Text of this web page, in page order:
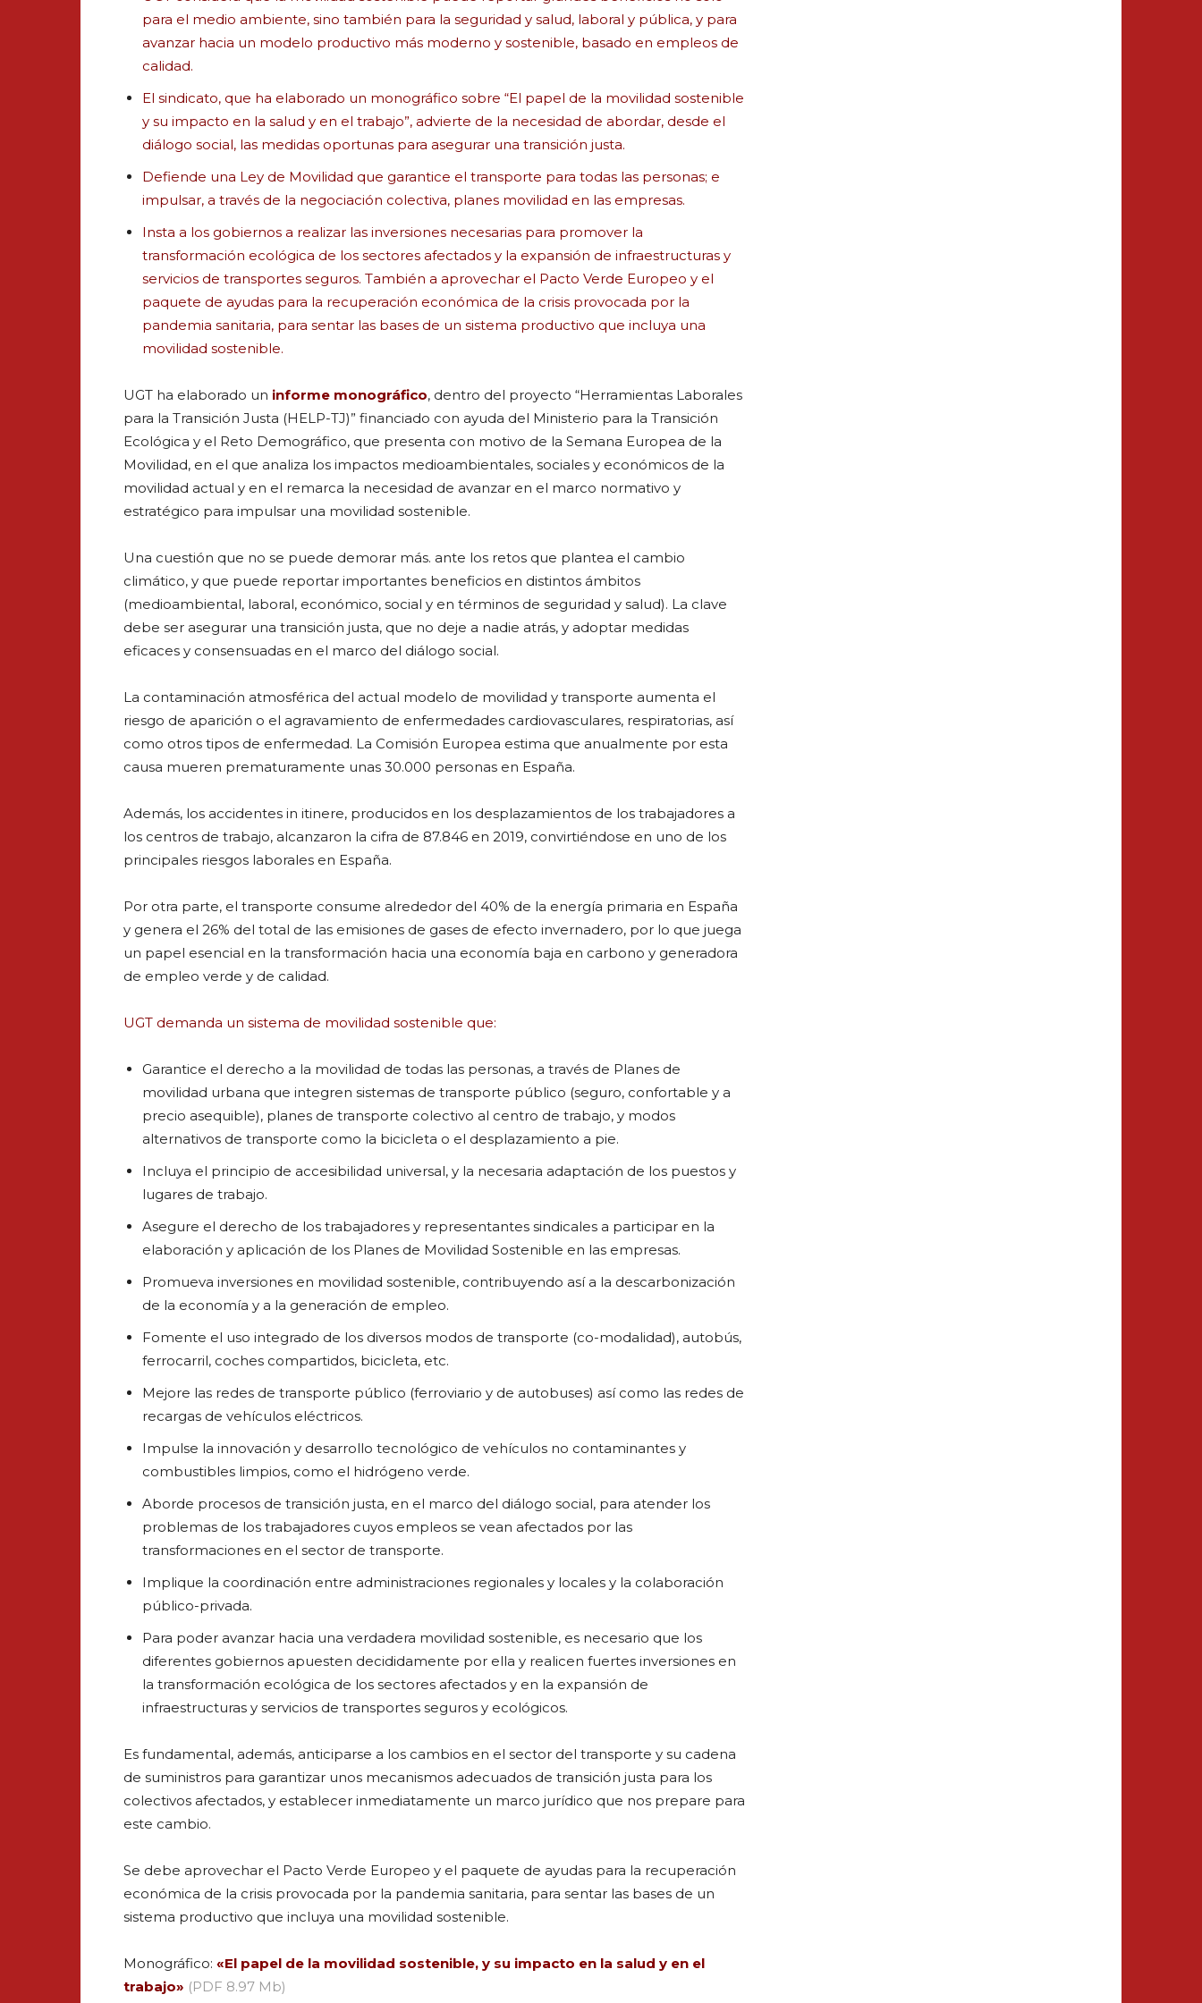
para el medio ambiente, sino también para la seguridad y salud, laboral y pública, y para
avanzar hacia un modelo productivo más moderno y sostenible, basado en empleos de
calidad.
El sindicato, que ha elaborado un monográfico sobre “El papel de la movilidad sostenible
y su impacto en la salud y en el trabajo”, advierte de la necesidad de abordar, desde el
diálogo social, las medidas oportunas para asegurar una transición justa.
Defiende una Ley de Movilidad que garantice el transporte para todas las personas; e
impulsar, a través de la negociación colectiva, planes movilidad en las empresas.
Insta a los gobiernos a realizar las inversiones necesarias para promover la
transformación ecológica de los sectores afectados y la expansión de infraestructuras y
servicios de transportes seguros. También a aprovechar el Pacto Verde Europeo y el
paquete de ayudas para la recuperación económica de la crisis provocada por la
pandemia sanitaria, para sentar las bases de un sistema productivo que incluya una
movilidad sostenible.
UGT ha elaborado un informe monográfico, dentro del proyecto “Herramientas Laborales
para la Transición Justa (HELP-TJ)” financiado con ayuda del Ministerio para la Transición
Ecológica y el Reto Demográfico, que presenta con motivo de la Semana Europea de la
Movilidad, en el que analiza los impactos medioambientales, sociales y económicos de la
movilidad actual y en el remarca la necesidad de avanzar en el marco normativo y
estratégico para impulsar una movilidad sostenible.
Una cuestión que no se puede demorar más. ante los retos que plantea el cambio
climático, y que puede reportar importantes beneficios en distintos ámbitos
(medioambiental, laboral, económico, social y en términos de seguridad y salud). La clave
debe ser asegurar una transición justa, que no deje a nadie atrás, y adoptar medidas
eficaces y consensuadas en el marco del diálogo social.
La contaminación atmosférica del actual modelo de movilidad y transporte aumenta el
riesgo de aparición o el agravamiento de enfermedades cardiovasculares, respiratorias, así
como otros tipos de enfermedad. La Comisión Europea estima que anualmente por esta
causa mueren prematuramente unas 30.000 personas en España.
Además, los accidentes in itinere, producidos en los desplazamientos de los trabajadores a
los centros de trabajo, alcanzaron la cifra de 87.846 en 2019, convirtiéndose en uno de los
principales riesgos laborales en España.
Por otra parte, el transporte consume alrededor del 40% de la energía primaria en España
y genera el 26% del total de las emisiones de gases de efecto invernadero, por lo que juega
un papel esencial en la transformación hacia una economía baja en carbono y generadora
de empleo verde y de calidad.
UGT demanda un sistema de movilidad sostenible que:
Garantice el derecho a la movilidad de todas las personas, a través de Planes de
movilidad urbana que integren sistemas de transporte público (seguro, confortable y a
precio asequible), planes de transporte colectivo al centro de trabajo, y modos
alternativos de transporte como la bicicleta o el desplazamiento a pie.
Incluya el principio de accesibilidad universal, y la necesaria adaptación de los puestos y
lugares de trabajo.
Asegure el derecho de los trabajadores y representantes sindicales a participar en la
elaboración y aplicación de los Planes de Movilidad Sostenible en las empresas.
Promueva inversiones en movilidad sostenible, contribuyendo así a la descarbonización
de la economía y a la generación de empleo.
Fomente el uso integrado de los diversos modos de transporte (co-modalidad), autobús,
ferrocarril, coches compartidos, bicicleta, etc.
Mejore las redes de transporte público (ferroviario y de autobuses) así como las redes de
recargas de vehículos eléctricos.
Impulse la innovación y desarrollo tecnológico de vehículos no contaminantes y
combustibles limpios, como el hidrógeno verde.
Aborde procesos de transición justa, en el marco del diálogo social, para atender los
problemas de los trabajadores cuyos empleos se vean afectados por las
transformaciones en el sector de transporte.
Implique la coordinación entre administraciones regionales y locales y la colaboración
público-privada.
Para poder avanzar hacia una verdadera movilidad sostenible, es necesario que los
diferentes gobiernos apuesten decididamente por ella y realicen fuertes inversiones en
la transformación ecológica de los sectores afectados y en la expansión de
infraestructuras y servicios de transportes seguros y ecológicos.
Es fundamental, además, anticiparse a los cambios en el sector del transporte y su cadena
de suministros para garantizar unos mecanismos adecuados de transición justa para los
colectivos afectados, y establecer inmediatamente un marco jurídico que nos prepare para
este cambio.
Se debe aprovechar el Pacto Verde Europeo y el paquete de ayudas para la recuperación
económica de la crisis provocada por la pandemia sanitaria, para sentar las bases de un
sistema productivo que incluya una movilidad sostenible.
Monográfico: «El papel de la movilidad sostenible, y su impacto en la salud y en el
trabajo» (PDF 8.97 Mb)